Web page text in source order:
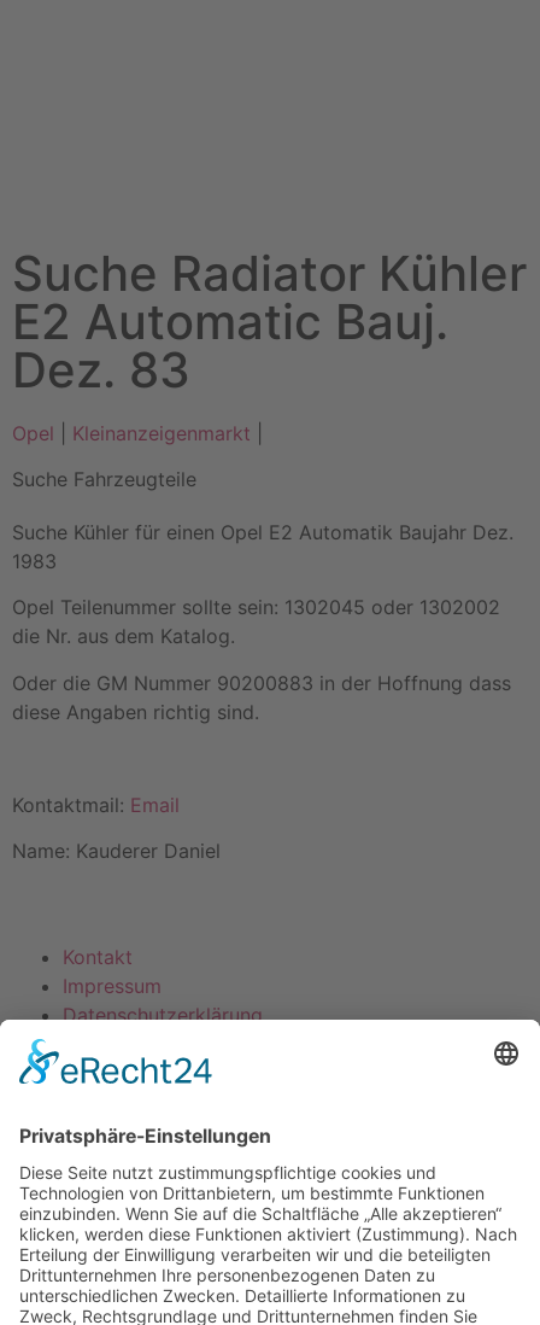
Suche Radiator Kühler
E2 Automatic Bauj.
Dez. 83
Opel Kleinanzeigenmarkt
Suche Fahrzeugteile
Suche Kühler für einen Opel E2 Automatik Baujahr Dez.
1983
Opel Teilenummer sollte sein: 1302045 oder 1302002
die Nr. aus dem Katalog.
Oder die GM Nummer 90200883 in der Hoffnung dass
diese Angaben richtig sind.
Kontaktmail: Email
Name: Kauderer Daniel
Kontakt
Impressum
Datenschutzerklärung
Umsetzung:DOUBLE-A-DESIGN